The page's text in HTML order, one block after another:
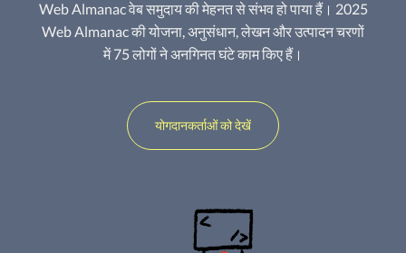
Web Almanac वेब समुदाय की मेहनत से संभव हो पाया हैं। 2025
Web Almanac की योजना, अनुसंधान, लेखन और उत्पादन चरणों
में 75 लोगों ने अनगिनत घंटे काम किए हैं।
योगदानकर्ताओं को देखें